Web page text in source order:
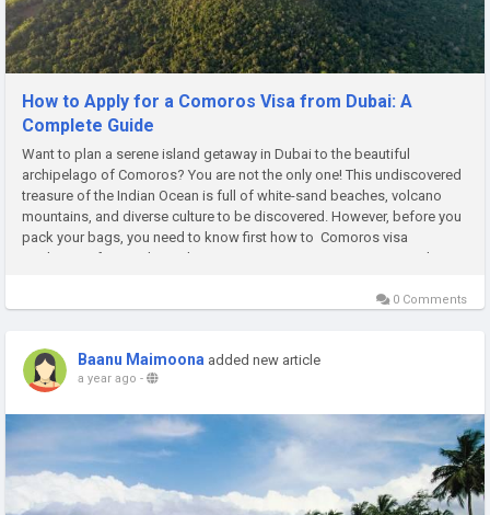
How to Apply for a Comoros Visa from Dubai: A
Complete Guide
Want to plan a serene island getaway in Dubai to the beautiful
archipelago of Comoros? You are not the only one! This undiscovered
treasure of the Indian Ocean is full of white-sand beaches, volcano
mountains, and diverse culture to be discovered. However, before you
pack your bags, you need to know first how to Comoros visa
application from Dubai. Why Visit Comoros? Comoros is a paradise...
0 Comments
Baanu Maimoona added new article
a year ago -